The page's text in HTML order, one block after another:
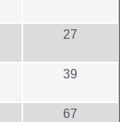
27
39
67